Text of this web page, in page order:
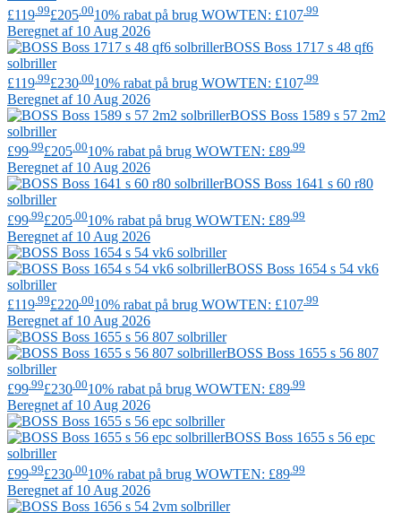
£119 .99£205 .0010% rabat på brug WOWTEN: £107 .99
Beregnet af 10 Aug 2026
BOSS Boss 1717 s 48 qf6
solbriller
£119 .99£230 .0010% rabat på brug WOWTEN: £107 .99
Beregnet af 10 Aug 2026
BOSS Boss 1589 s 57 2m2
solbriller
£99.99£205.0010% rabat på brug WOWTEN: £89.99
Beregnet af 10 Aug 2026
BOSS Boss 1641 s 60 r80
solbriller
£99 .99£205 .0010% rabat på brug WOWTEN: £89 .99
Beregnet af 10 Aug 2026
BOSS Boss 1654 s 54 vk6
solbriller
£119 .99£220 .0010% rabat på brug WOWTEN: £107 .99
Beregnet af 10 Aug 2026
BOSS Boss 1655 s 56 807
solbriller
£99.99£230.0010% rabat på brug WOWTEN: £89.99
Beregnet af 10 Aug 2026
BOSS Boss 1655 s 56 epc
solbriller
£99 .99£230 .0010% rabat på brug WOWTEN: £89 .99
Beregnet af 10 Aug 2026